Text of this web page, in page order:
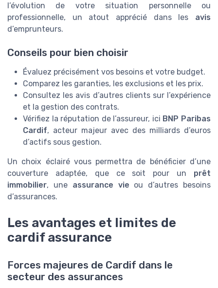
l’évolution de votre situation personnelle ou
professionnelle, un atout apprécié dans les avis
d’emprunteurs.
Conseils pour bien choisir
Évaluez précisément vos besoins et votre budget.
Comparez les garanties, les exclusions et les prix.
Consultez les avis d’autres clients sur l’expérience
et la gestion des contrats.
Vérifiez la réputation de l’assureur, ici BNP Paribas
Cardif, acteur majeur avec des milliards d’euros
d’actifs sous gestion.
Un choix éclairé vous permettra de bénéficier d’une
couverture adaptée, que ce soit pour un prêt
immobilier, une assurance vie ou d’autres besoins
d’assurances.
Les avantages et limites de
cardif assurance
Forces majeures de Cardif dans le
secteur des assurances